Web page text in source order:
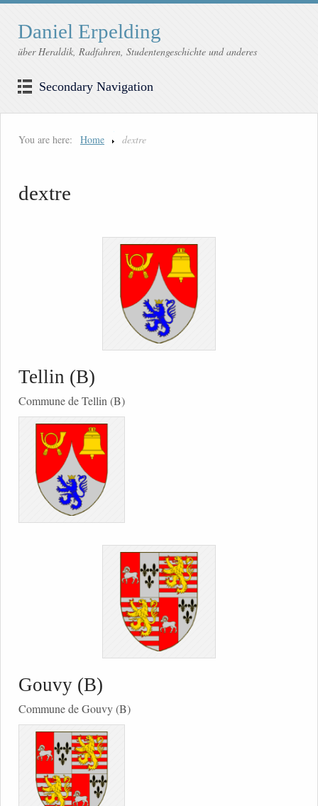
Daniel Erpelding
über Heraldik, Radfahren, Studentengeschichte und anderes
Secondary Navigation
You are here: Home dextre
dextre
Tellin (B)
Commune de Tellin (B)
Gouvy (B)
Commune de Gouvy (B)